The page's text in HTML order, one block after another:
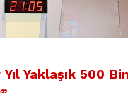
Yaklaşık 500